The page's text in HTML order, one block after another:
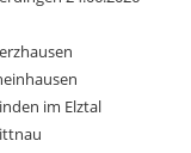
im Elztal